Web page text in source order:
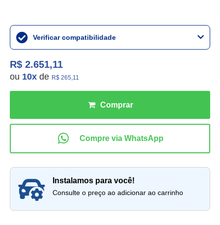
Verificar compatibilidade
R$ 2.651,11
ou 10x de R$ 265,11
instalamos para você!
Consulte o preço ao adicionar ao carrinho